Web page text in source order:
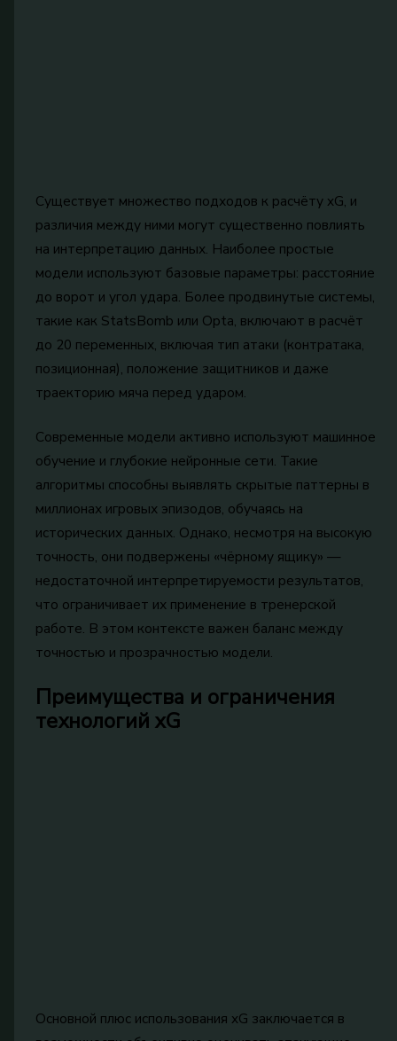
Существует множество подходов к расчёту xG, и
различия между ними могут существенно повлиять
на интерпретацию данных. Наиболее простые
модели используют базовые параметры: расстояние
до ворот и угол удара. Более продвинутые системы,
такие как StatsBomb или Opta, включают в расчёт
до 20 переменных, включая тип атаки (контратака,
позиционная), положение защитников и даже
траекторию мяча перед ударом.
Современные модели активно используют машинное
обучение и глубокие нейронные сети. Такие
алгоритмы способны выявлять скрытые паттерны в
миллионах игровых эпизодов, обучаясь на
исторических данных. Однако, несмотря на высокую
точность, они подвержены «чёрному ящику» —
недостаточной интерпретируемости результатов,
что ограничивает их применение в тренерской
работе. В этом контексте важен баланс между
точностью и прозрачностью модели.
Преимущества и ограничения
технологий xG
Основной плюс использования xG заключается в